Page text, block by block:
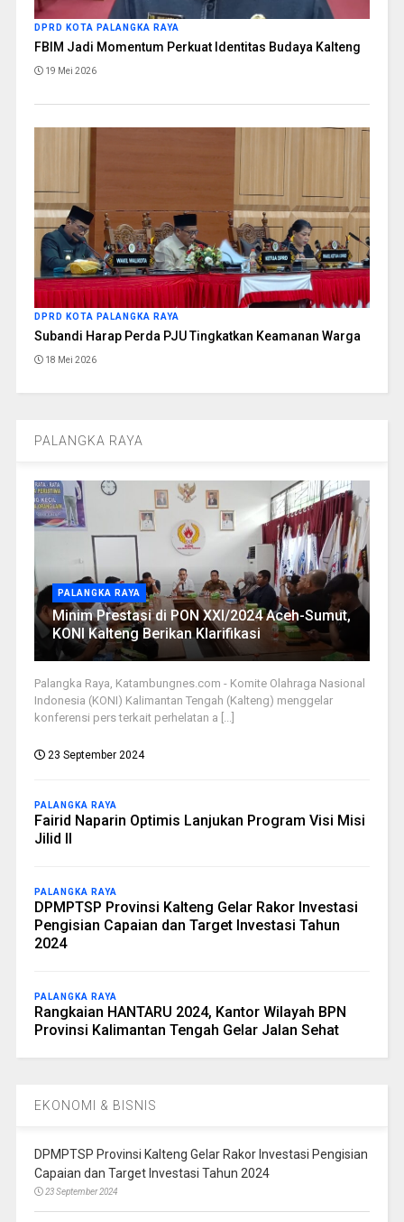
DPRD KOTA PALANGKA RAYA
FBIM Jadi Momentum Perkuat Identitas Budaya Kalteng
19 Mei 2026
DPRD KOTA PALANGKA RAYA
Subandi Harap Perda PJU Tingkatkan Keamanan Warga
18 Mei 2026
PALANGKA RAYA
PALANGKA RAYA
Minim Prestasi di PON XXI/2024 Aceh-Sumut,
KONI Kalteng Berikan Klarifikasi
Palangka Raya, Katambungnes.com - Komite Olahraga Nasional
Indonesia (KONI) Kalimantan Tengah (Kalteng) menggelar
konferensi pers terkait perhelatan a [...]
23 September 2024
PALANGKA RAYA
Fairid Naparin Optimis Lanjukan Program Visi Misi
Jilid II
PALANGKA RAYA
DPMPTSP Provinsi Kalteng Gelar Rakor Investasi
Pengisian Capaian dan Target Investasi Tahun
2024
PALANGKA RAYA
Rangkaian HANTARU 2024, Kantor Wilayah BPN
Provinsi Kalimantan Tengah Gelar Jalan Sehat
EKONOMI & BISNIS
DPMPTSP Provinsi Kalteng Gelar Rakor Investasi Pengisian
Capaian dan Target Investasi Tahun 2024
23 September 2024